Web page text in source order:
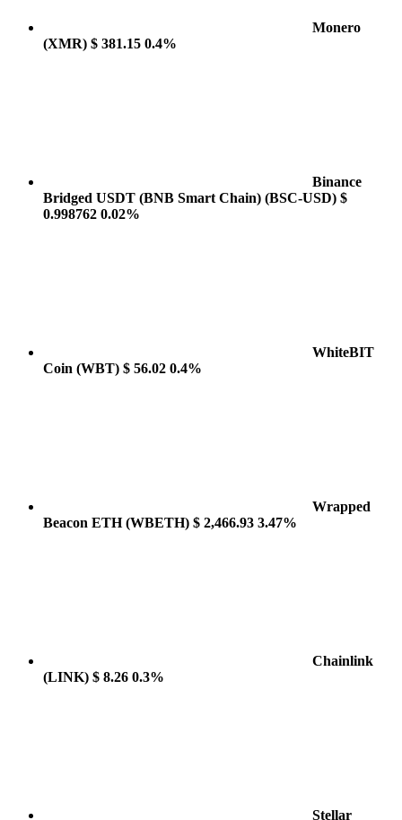
Monero
(XMR) $ 381.15 0.4%
Binance
Bridged USDT (BNB Smart Chain) (BSC-USD) $
0.998762 0.02%
WhiteBIT
Coin (WBT) $ 56.02 0.4%
Wrapped
Beacon ETH(WBETH) $ 2,466.93 3.47%
Chainlink
(LINK) $ 8.26 0.3%
Stellar